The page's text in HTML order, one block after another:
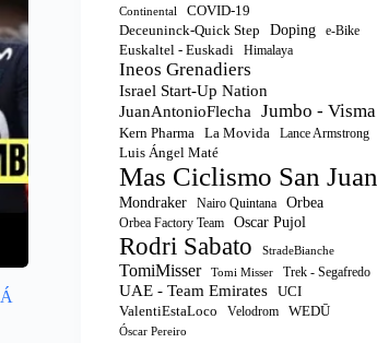
Continental
COVID-19
Deceuninck-Quick Step
Doping e-Bike
Euskaltel - Euskadi Himalaya
Ineos Grenadiers
Israel Start-Up Nation
JuanAntonioFlecha Jumbo - Visma
Kern Pharma La Movida Lance Armstrong
Luis Ángel Maté
Mas Ciclismo San Juan
Mondraker Nairo Quintana Orbea
Orbea Factory Team Oscar Pujol
Rodri Sabato StradeBianche
TomiMisser Tomi Misser Trek - Segafredo
UAE - Team Emirates
UCI
ValentiEstaLoco
Velodrom WEDŪ
Óscar Pereiro